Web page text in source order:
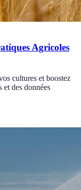
Agricoles
cultures et boostez
et des données